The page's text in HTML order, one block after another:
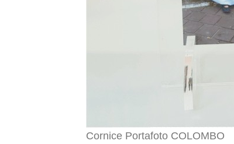
Cornice Portafoto COLOMBO